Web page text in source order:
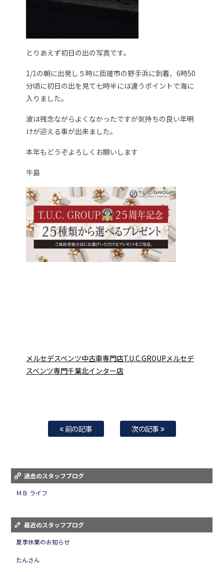
とりあえず初日の出の写真です。
1/1の朝に出発し５時に匝瑳市の野手浜に到着、6時50
分頃に初日の出を見て七時半には違うポイントで海に
入りました。
波は残念ながらよくなかったですが気持ちの良い年明
けが迎える事が出来ました。
本年もどうぞよろしくお願いします
牛島
メルセデスベンツ中古車専門店T.U.C.GROUPメルセデ
スベンツ専門千葉北インター店
前の記事 次の記事
過去のスタッフブログ
ＭＢ ライフ
最近のスタッフブログ
夏季休業のお知らせ
たんさん